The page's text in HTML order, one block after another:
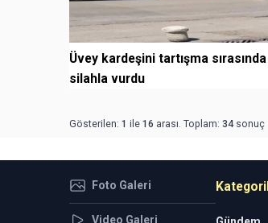
Üvey kardeşini tartışma sırasında
silahla vurdu
Gösterilen: 1 ile 16 arası. Toplam: 34sonuç
Foto Galeri
Video Galeri